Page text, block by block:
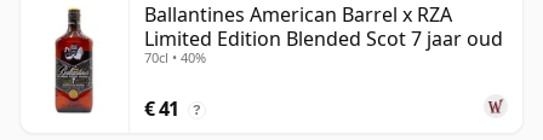
Ballantines American Barrel x RZA
Limited Edition Blended Scot 7 jaar oud
70cl • 40%
€ 41 ?